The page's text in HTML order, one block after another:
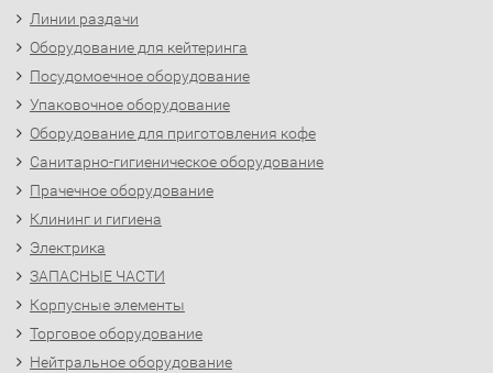
Линии раздачи
Оборудование для кейтеринга
Посудомоечное оборудование
Упаковочное оборудование
Оборудование для приготовления кофе
Санитарно-гигиеническое оборудование
Прачечное оборудование
Клининг и гигиена
Электрика
ЗАПАСНЫЕ ЧАСТИ
Корпусные элементы
Торговое оборудование
Нейтральное оборудование